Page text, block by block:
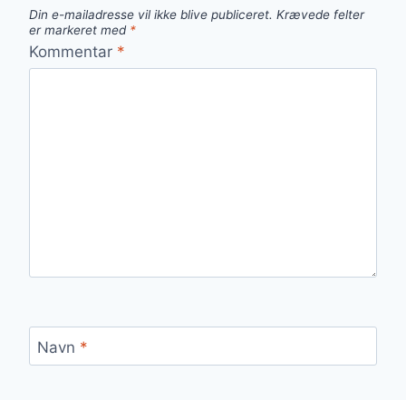
Din e-mailadresse vil ikke blive publiceret. Krævede felter
er markeret med *
Kommentar *
Navn *